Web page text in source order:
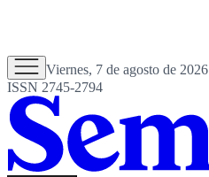
Viernes, 7 de agosto de 2026
ISSN 2745-2794